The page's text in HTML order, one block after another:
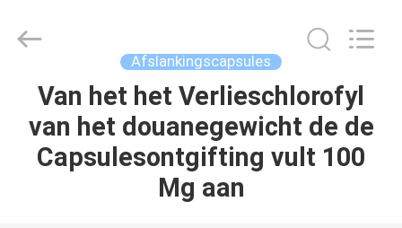
THUIS
PRODUCTEN
Ltd..
Afslankingscapsules
Van het het Verlieschlorofyl
van het douanegewicht de de
Capsulesontgifting vult 100
Mg aan